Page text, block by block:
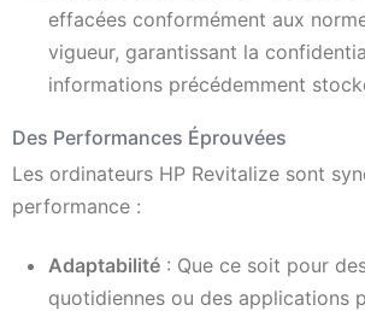
effacées conformément aux
vigueur, garantissant la
informations précédemment
Des Performances Éprouvées
Les ordinateurs HP Revitalize sont
performance :
Adaptabilité : Que ce soit pour
quotidiennes ou des applications